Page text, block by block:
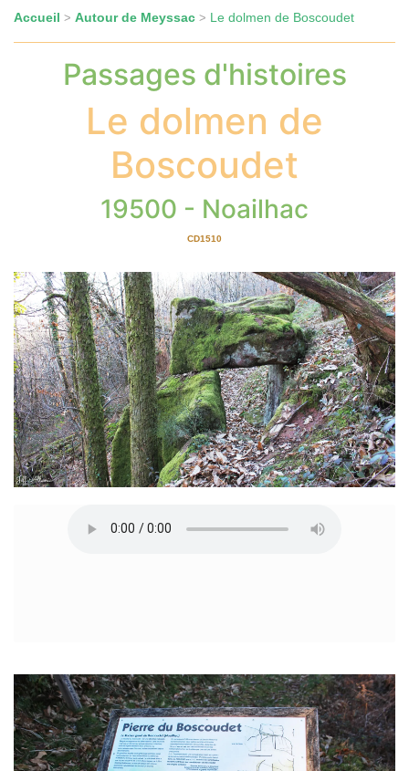
Accueil > Autour de Meyssac > Le dolmen de Boscoudet
Passages d'histoires
Le dolmen de
Boscoudet
19500 - Noailhac
CD1510